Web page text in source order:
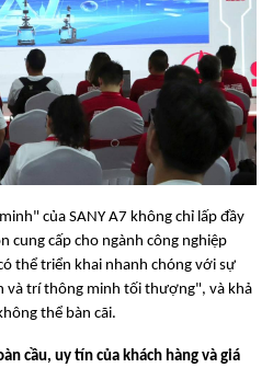
của SANY A7 không chỉ lấp đầy
cung cấp cho ngành công nghiệp
thể triển khai nhanh chóng với sự
và trí thông minh tối thượng", và khả
thể bàn cãi.
cầu, uy tín của khách hàng và giá